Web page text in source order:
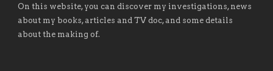
On this website, you can discover my investigations, news
about my books, articles and TV doc, and some details
about the making of.